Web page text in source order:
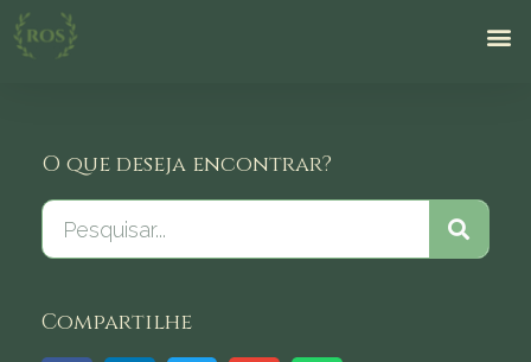
O que deseja encontrar?
Compartilhe